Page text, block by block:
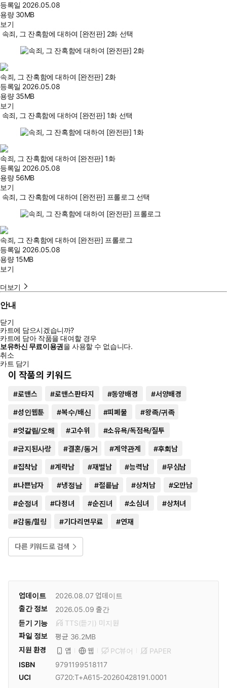
등록일 2026.05.08
용량 30MB
보기
속죄, 그 잔혹함에 대하여 [완전판] 2화 선택
속죄, 그 잔혹함에 대하여 [완전판] 2화
등록일 2026.05.08
용량 35MB
보기
속죄, 그 잔혹함에 대하여 [완전판] 1화 선택
속죄, 그 잔혹함에 대하여 [완전판] 1화
등록일 2026.05.08
용량 56MB
보기
속죄, 그 잔혹함에 대하여 [완전판] 프롤로그 선택
속죄, 그 잔혹함에 대하여 [완전판] 프롤로그
등록일 2026.05.08
용량15MB
보기
더보기
안내
닫기
카트에 담으시겠습니까?
카트에 담아 작품을 대여할 경우
보유하신 무료이용권을 사용할 수 없습니다.
취소
카트 담기
이 작품의 키워드
#로맨스 #로맨스판타지 #동양배경 #서양배경
#성인웹툰 #복수/배신 #피폐물 #왕족/귀족
#엇갈림/오해 #고수위 #소유욕/독점욕/질투
#금지된사랑 #결혼/동거 #계약관계 #후회남
#집착남 #계략남 #재벌남 #능력남 #무심남
#나쁜남자 #냉정남 #절륜남 #상처남 #오만남
#순정녀 #다정녀 #순진녀 #소심녀 #상처녀
#감동/힐링 #기다리면무료 #연재
다른 키워드로 검색
업데이트 2026.08.07업데이트
출간 정보
2026.05.09 출간
듣기 기능
TTS(듣기) 미 지원
파일 정보
평균 36.2MB
지원 환경
앱 웹 PC뷰어
PAPER
ISBN
9791199518117
UCI
G720:T+A615-20260428191.0001